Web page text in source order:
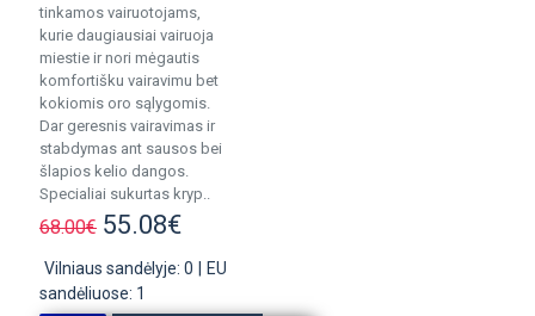
tinkamos vairuotojams,
kurie daugiausiai vairuoja
miestie ir nori mėgautis
komfortišku vairavimu bet
kokiomis oro sąlygomis.
Dar geresnis vairavimas ir
stabdymas ant sausos bei
šlapios kelio dangos.
Specialiai sukurtas kryp..
68.00€ 55.08€
Vilniaus sandėlyje: 0
EU
sandėliuose: 1